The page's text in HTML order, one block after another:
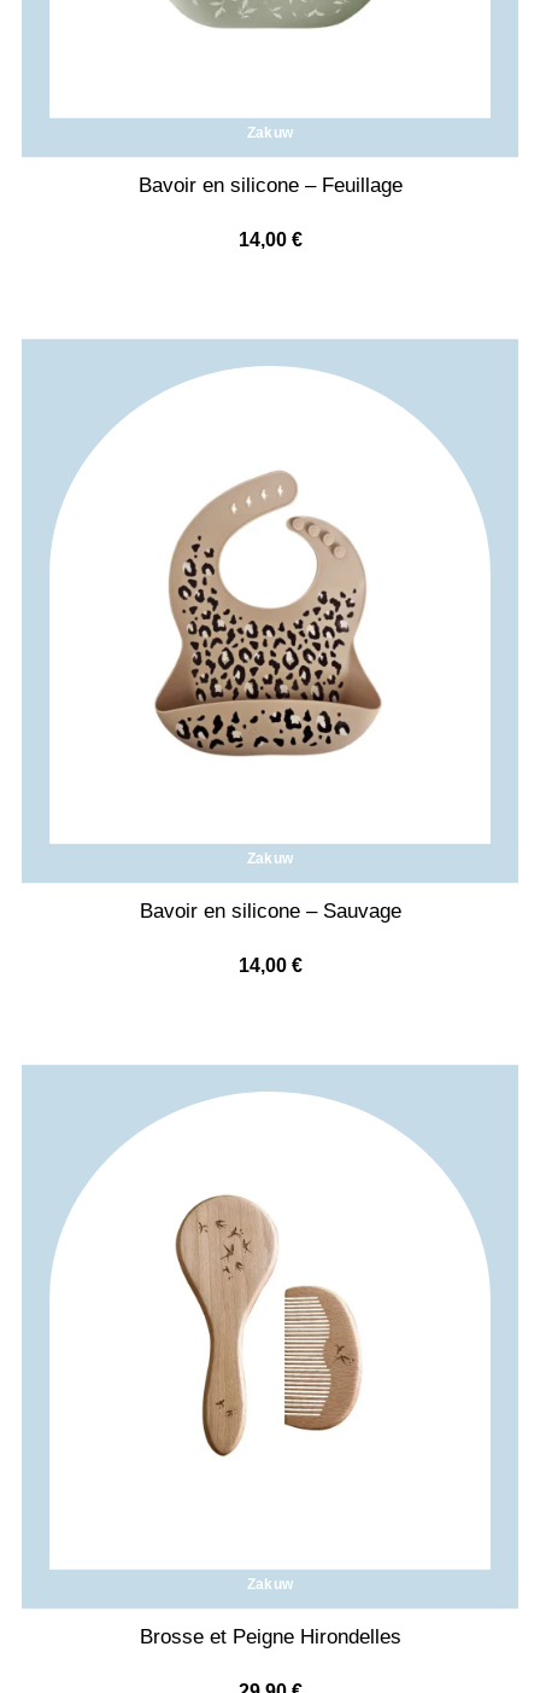
Zakuw
Bavoir en silicone – Feuillage
14,00 €
Zakuw
Bavoir en silicone – Sauvage
14,00 €
Zakuw
Brosse et Peigne Hirondelles